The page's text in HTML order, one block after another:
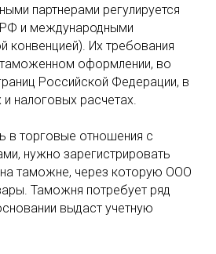
партнерами регулируется
и международными
конвенцией). Их требования
оформлении, во
Российской Федерации, в
налоговых расчетах.
в торговые отношения с
нужно зарегистрировать
таможне, через которую ООО
Таможня потребует ряд
выдаст учетную